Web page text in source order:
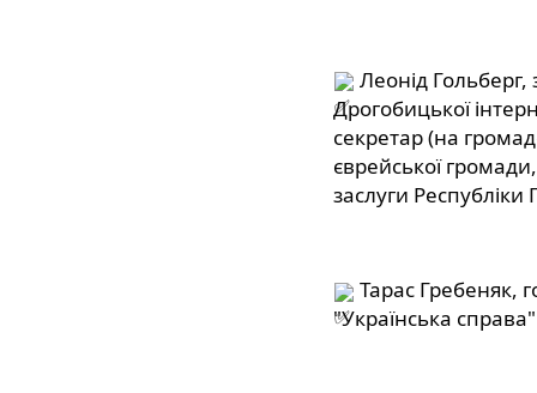
Леонід
Дрогобицької
секретар (на
єврейської
заслуги
Тарас Гребеняк,
"Українська